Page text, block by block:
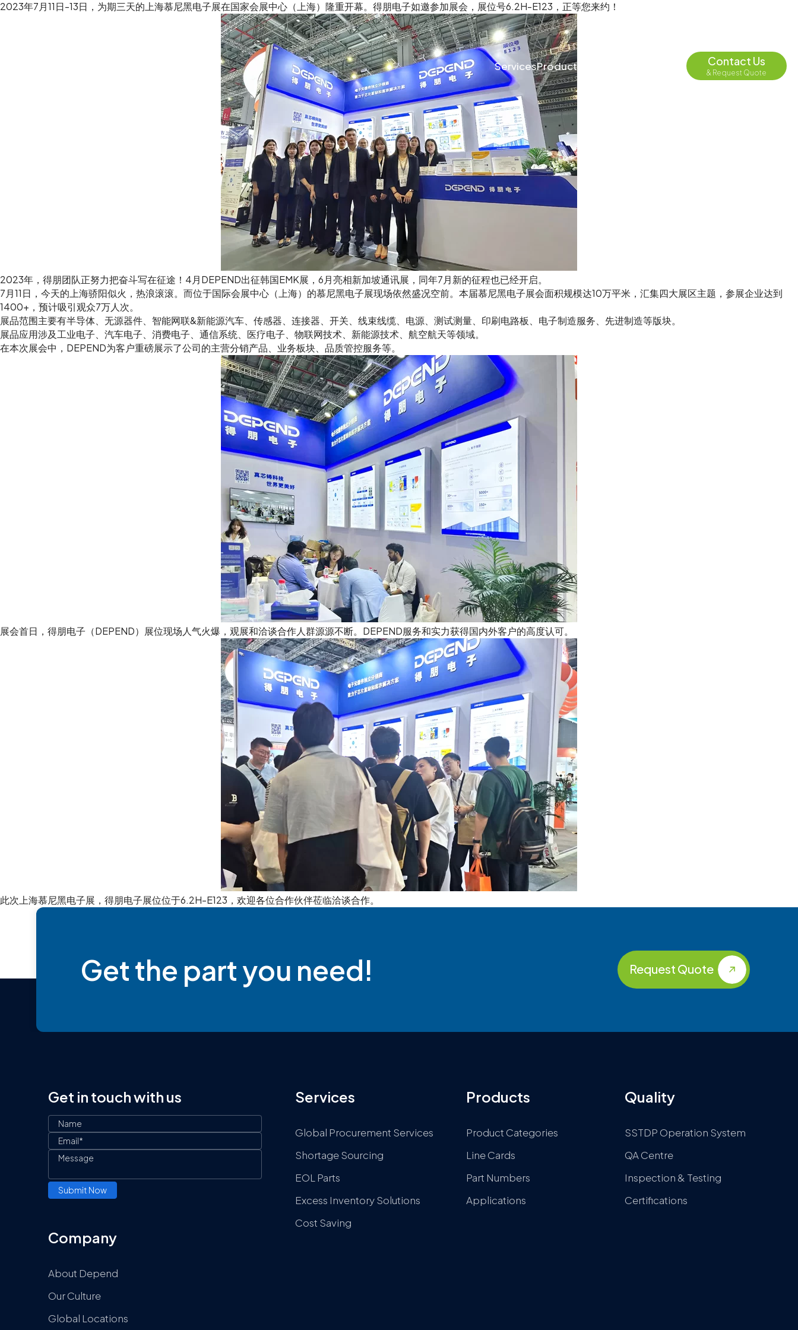
ServicesProducts Contact Us
& Request Quote
2023年7月11日-13日，为期三天的上海慕尼黑电子展在国家会展中心（上海）隆重开幕。得朋电子如邀参加展会，展位号6.2H-E123，正等您来约！
2023年，得朋团队正努力把奋斗写在征途！4月DEPEND出征韩国EMK展，6月亮相新加坡通讯展，同年7月新的征程也已经开启。
7月11日，今天的上海骄阳似火，热浪滚滚。而位于国际会展中心（上海）的慕尼黑电子展现场依然盛况空前。本届慕尼黑电子展会面积规模达10万平米，汇集四大展区主题，参展企业达到
1400+，预计吸引观众7万人次。
展品范围主要有半导体、无源器件、智能网联&新能源汽车、传感器、连接器、开关、线束线缆、电源、测试测量、印刷电路板、电子制造服务、先进制造等版块。
展品应用涉及工业电子、汽车电子、消费电子、通信系统、医疗电子、物联网技术、新能源技术、航空航天等领域。
在本次展会中，DEPEND为客户重磅展示了公司的主营分销产品、业务板块、品质管控服务等。
展会首日，得朋电子（DEPEND）展位现场人气火爆，观展和洽谈合作人群源源不断。DEPEND服务和实力获得国内外客户的高度认可。
此次上海慕尼黑电子展，得朋电子展位位于6.2H-E123，欢迎各位合作伙伴莅临洽谈合作。
Get the part you need! Request Quote
Get in touch with us Services
Global Procurement Services
Shortage Sourcing
EOL Parts
Excess Inventory Solutions
Cost Saving
Products
Product Categories
Line Cards
Part Numbers
Applications
Quality
SSTDP Operation System
QA Centre
Inspection & Testing
Certifications
Company
About Depend
Our Culture
Global Locations